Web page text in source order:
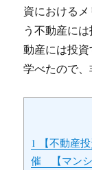
資における
う不動産に
動産には投
学べたので、
1
【不動産
催 【マンシ